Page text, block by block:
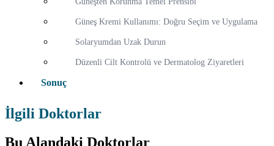
Güneş Kremi Kullanımı: Doğru Seçim ve Uygulama
Solaryumdan Uzak Durun
Düzenli Cilt Kontrolü ve Dermatolog Ziyaretleri
Sonuç
İlgili Doktorlar
Bu Alandaki Doktorlar